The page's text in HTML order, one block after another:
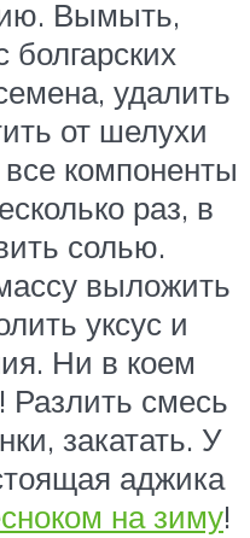
Вымыть,
удалить
от шелухи
компоненты
раз, в
солью.
выложить
уксус и
Ни в коем
Разлить смесь
закатать. У
аджика
на зиму!